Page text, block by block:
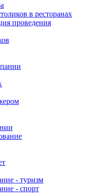
в ресторанах
проведения
- туризм
- спорт